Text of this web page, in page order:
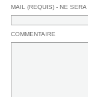
MAIL (REQUIS) - NE
COMMENTAIRE